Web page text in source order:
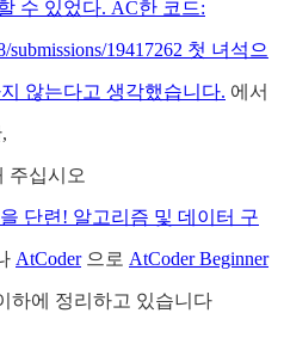
수 있었다. AC한 코드:
submissions/19417262 첫 녀석으
않는다고 생각했습니다. 에서
주십시오
단련! 알고리즘 및 데이터 구
AtCoder으로 AtCoder Beginner
하에 정리하고 있습니다